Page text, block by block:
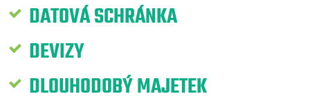
DATOVÁ SCHRÁNKA
DEVIZY
DLOUHODOBÝ MAJETEK